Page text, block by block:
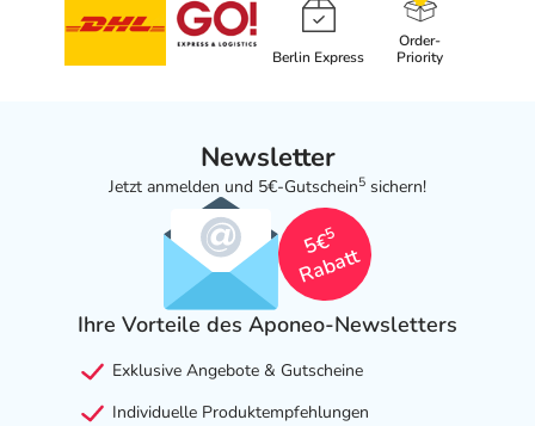
Berlin Express
Order-
Priority
Newsletter
Jetzt anmelden und 5€-Gutschein5 sichern!
5€
5
Rabatt
Ihre Vorteile des Aponeo-Newsletters
Exklusive Angebote & Gutscheine
Individuelle Produktempfehlungen